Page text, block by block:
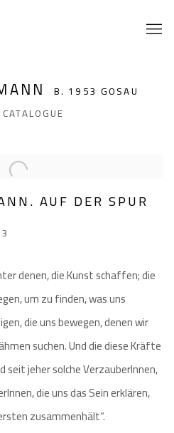
B. 1953 GOSAU
CATALOGUE
AUF DER SPUR
denen, die Kunst schaffen; die
um zu finden, was uns
die uns bewegen, denen wir
suchen. Und die diese Kräfte
jeher solche VerzauberInnen,
die uns das Sein erklären,
zusammenhält“.